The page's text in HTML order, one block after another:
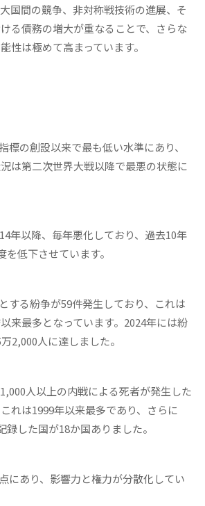
国間の競争、非対称戦技術の進展、そ
る債務の増大が重なることで、さらな
性は極めて高まっています。
標の創設以来で最も低い水準にあり、
は第二次世界大戦以降で最悪の状態に
年以降、毎年悪化しており、過去10年
低下させています。
する紛争が59件発生しており、これは
来最多となっています。2024年には紛
2,000人に達しました。
人以上の内戦による死者が発生した
れは1999年以来最多であり、さらに
録した国が18か国ありました。
にあり、影響力と権力が分散化してい